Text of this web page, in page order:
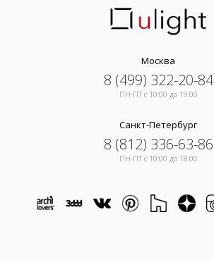
Москва
8 (499) 322-20-84
ПН-ПТ c 10:00 до 19:00
Санкт-Петербург
8 (812) 336-63-86
ПН-ПТ c 10:00 до 18:00